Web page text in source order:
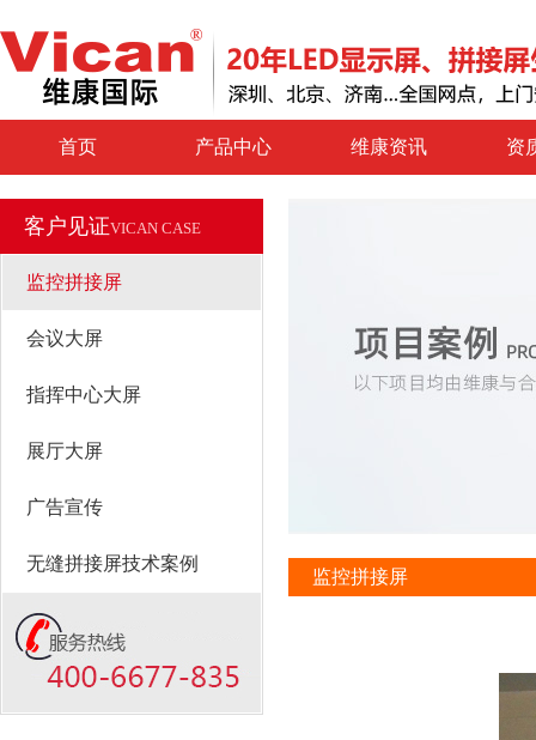
首页 产品中心 维康资讯 资
客户见证VICAN CASE
监控拼接屏
会议大屏
指挥中心大屏
展厅大屏
广告宣传
无缝拼接屏技术案例
监控拼接屏